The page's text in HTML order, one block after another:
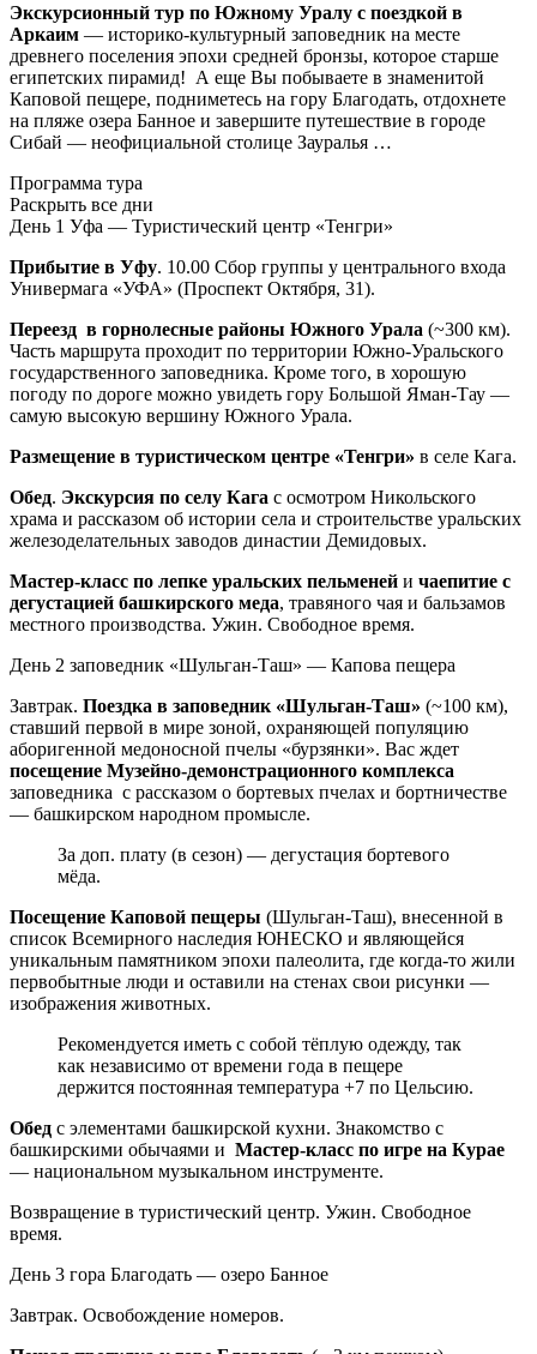
Экскурсионный тур по Южному Уралу с поездкой в
Аркаим — историко-культурный заповедник на месте
древнего поселения эпохи средней бронзы, которое старше
египетских пирамид! А еще Вы побываете в знаменитой
Каповой пещере, подниметесь на гору Благодать, отдохнете
на пляже озера Банное и завершите путешествие в городе
Сибай — неофициальной столице Зауралья …
Программа тура
Раскрыть все дни
День 1 Уфа — Туристический центр «Тенгри»
Прибытие в Уфу. 10.00 Сбор группы у центрального входа
Универмага «УФА» (Проспект Октября, 31).
Переезд в горнолесные районы Южного Урала (~300 км).
Часть маршрута проходит по территории Южно-Уральского
государственного заповедника. Кроме того, в хорошую
погоду по дороге можно увидеть гору Большой Яман-Тау —
самую высокую вершину Южного Урала.
Размещение в туристическом центре «Тенгри» в селе Кага.
Обед. Экскурсия по селу Кага с осмотром Никольского
храма и рассказом об истории села и строительстве уральских
железоделательных заводов династии Демидовых.
Мастер-класс по лепке уральских пельменей и чаепитие с
дегустацией башкирского меда, травяного чая и бальзамов
местного производства. Ужин. Свободное время.
День 2 заповедник «Шульган-Таш» — Капова пещера
Завтрак. Поездка в заповедник «Шульган-Таш» (~100 км),
ставший первой в мире зоной, охраняющей популяцию
аборигенной медоносной пчелы «бурзянки». Вас ждет
посещение Музейно-демонстрационного комплекса
заповедника с рассказом о бортевых пчелах и бортничестве
— башкирском народном промысле.
За доп. плату (в сезон) — дегустация бортевого
мёда.
Посещение Каповой пещеры (Шульган-Таш), внесенной в
список Всемирного наследия ЮНЕСКО и являющейся
уникальным памятником эпохи палеолита, где когда-то жили
первобытные люди и оставили на стенах свои рисунки —
изображения животных.
Рекомендуется иметь с собой тёплую одежду, так
как независимо от времени года в пещере
держится постоянная температура +7 по Цельсию.
Обед с элементами башкирской кухни. Знакомство с
башкирскими обычаями и Мастер-класс по игре на Курае
— национальном музыкальном инструменте.
Возвращение в туристический центр. Ужин. Свободное
время.
День 3 гора Благодать — озеро Банное
Завтрак. Освобождение номеров.